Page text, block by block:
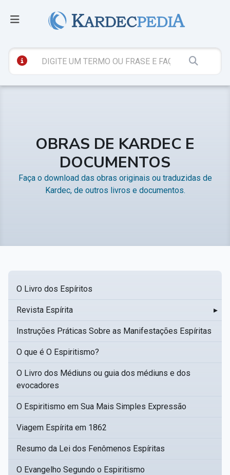
OBRAS DE KARDEC E
DOCUMENTOS
Faça o download das obras originais ou traduzidas de
Kardec, de outros livros e documentos.
O Livro dos Espíritos
Revista Espírita ▸
Instruções Práticas Sobre as Manifestações Espíritas
O que é O Espiritismo?
O Livro dos Médiuns ou guia dos médiuns e dos
evocadores
O Espiritismo em Sua Mais Simples Expressão
Viagem Espírita em 1862
Resumo da Lei dos Fenômenos Espíritas
O Evangelho Segundo o Espiritismo